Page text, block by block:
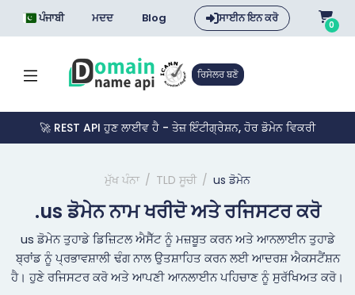
ਪੰਜਾਬੀ ਮਦਦ Blog ਸਾਈਨ ਇਨ ਕਰੋ 0
ਰਿਸੇਲਰ ਬਣੋ
🚀 REST API ਹੁਣ ਲਾਈਵ ਹੈ - ਤੇਜ਼ ਇੰਟੀਗ੍ਰੇਸ਼ਨ, ਹੋਰ ਡੋਮੇਨ ਵਿਕਰੀ
ਮੁੱਖ ਪੰਨਾ TLD ਸੂਚੀ us ਡੋਮੇਨ
.us ਡੋਮੇਨ ਨਾਮ ਖਰੀਦੋ ਅਤੇ ਰਜਿਸਟਰ ਕਰੋ
us ਡੋਮੇਨ ਤੁਹਾਡੇ ਡਿਜ਼ਿਟਲ ਐਸੈੱਟ ਨੂੰ ਮਜ਼ਬੂਤ ਕਰਨ ਅਤੇ ਆਨਲਾਈਨ ਤੁਹਾਡੇ
ਬ੍ਰਾਂਡ ਨੂੰ ਪ੍ਰਭਾਵਸ਼ਾਲੀ ਢੰਗ ਨਾਲ ਉਤਸ਼ਾਹਿਤ ਕਰਨ ਲਈ ਆਦਰਸ਼ ਐਕਸਟੈਂਸ਼ਨ
ਹੈ। ਹੁਣੇ ਰਜਿਸਟਰ ਕਰੋ ਅਤੇ ਆਪਣੀ ਆਨਲਾਈਨ ਪਹਿਚਾਣ ਨੂੰ ਸੁਰੱਖਿਅਤ ਕਰੋ।